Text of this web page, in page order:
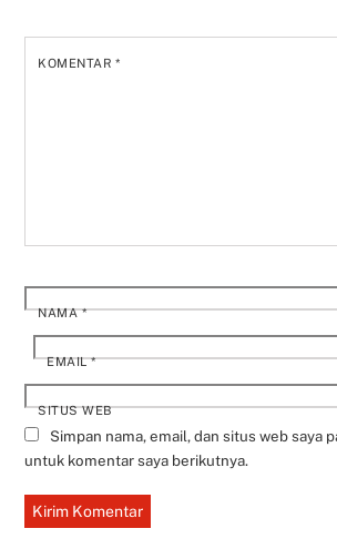
KOMENTAR*
NAMA*
EMAIL*
SITUS WEB
Simpan nama, email, dan situs web saya
untuk komentar saya berikutnya.